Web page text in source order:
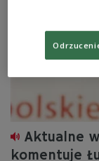
Aktualne
komentuje